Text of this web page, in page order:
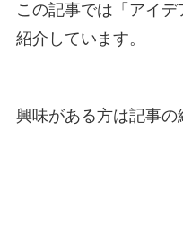
この記事では「アイ
紹介しています。
興味がある方は記事の